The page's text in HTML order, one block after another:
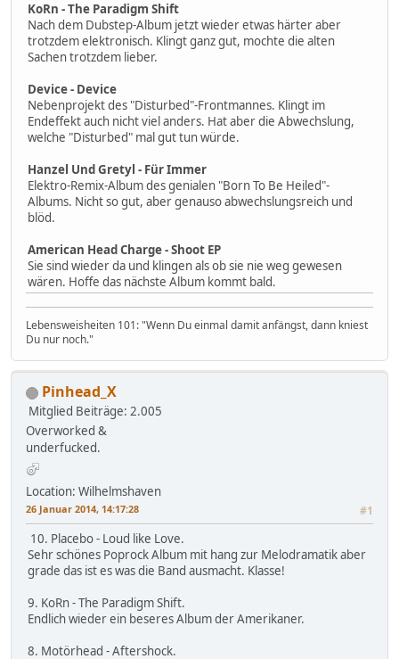
KoRn - The Paradigm Shift
Nach dem Dubstep-Album jetzt wieder etwas härter aber
trotzdem elektronisch. Klingt ganz gut, mochte die alten
Sachen trotzdem lieber.
Device - Device
Nebenprojekt des "Disturbed"-Frontmannes. Klingt im
Endeffekt auch nicht viel anders. Hat aber die Abwechslung,
welche "Disturbed" mal gut tun würde.
Hanzel Und Gretyl - Für Immer
Elektro-Remix-Album des genialen "Born To Be Heiled"-
Albums. Nicht so gut, aber genauso abwechslungsreich und
blöd.
American Head Charge - Shoot EP
Sie sind wieder da und klingen als ob sie nie weg gewesen
wären. Hoffe das nächste Album kommt bald.
Lebensweisheiten 101: "Wenn Du einmal damit anfängst, dann kniest
Du nur noch."
Pinhead_X
Mitglied Beiträge: 2.005
Overworked &
underfucked.
Location: Wilhelmshaven
26 Januar 2014, 14:17:28 #1
10. Placebo - Loud like Love.
Sehr schönes Poprock Album mit hang zur Melodramatik aber
grade das ist es was die Band ausmacht. Klasse!
9. KoRn - The Paradigm Shift.
Endlich wieder ein beseres Album der Amerikaner.
8. Motörhead - Aftershock.